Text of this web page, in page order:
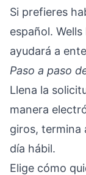
Si prefieres
español.
ayudará a
Paso a paso
Llena la
manera
giros, termina
día hábil.
Elige cómo